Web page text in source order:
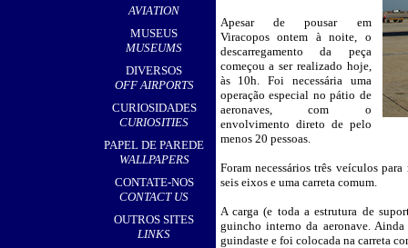
AVIATION
MUSEUS
MUSEUMS
DIVERSOS
OFF AIRPORTS
CURIOSIDADES
CURIOSITIES
PAPEL DE PAREDE
WALLPAPERS
CONTATE-NOS
CONTACT US
OUTROS SITES
LINKS
Apesar de pousar em
Viracopos ontem à noite, o
descarregamento da peça
começou a ser realizado hoje,
às 10h. Foi necessária uma
operação especial no pátio de
aeronaves, com o
envolvimento direto de pelo
menos 20 pessoas.
Foram necessários três veículos
seis eixos e uma carreta comum.
A carga (e toda a estrutura de
guincho interno da aeronave.
guindaste e foi colocada na carreta